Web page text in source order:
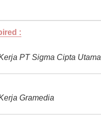
:
PT Sigma Cipta Utama
Gramedia